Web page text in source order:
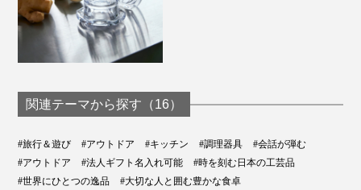
関連テーマから探す（16）
#旅行＆遊び #アウトドア #キッチン #調理器具
#会話が弾む
#アウトドア
#法人ギフト名入れ可能
#時を刻む日本の工芸品
#世界にひとつの逸品
#大切な人と囲む豊かな食卓